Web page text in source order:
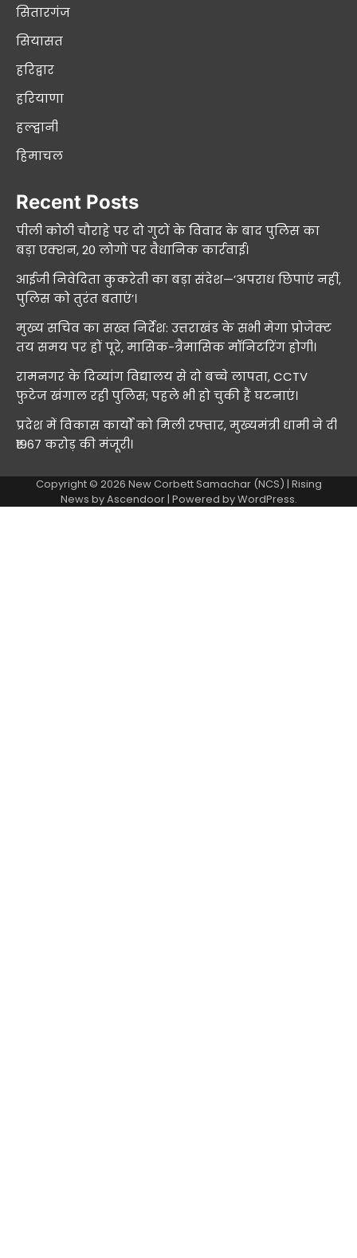
सितारगंज
सियासत
हरिद्वार
हरियाणा
हल्द्वानी
हिमाचल
Recent Posts
पीली कोठी चौराहे पर दो गुटों के विवाद के बाद पुलिस का
बड़ा एक्शन, 20 लोगों पर वैधानिक कार्रवाई।
आईजी निवेदिता कुकरेती का बड़ा संदेश—’अपराध छिपाएं नहीं,
पुलिस को तुरंत बताएं’।
मुख्य सचिव का सख्त निर्देश: उत्तराखंड के सभी मेगा प्रोजेक्ट
तय समय पर हों पूरे, मासिक-त्रैमासिक मॉनिटरिंग होगी।
रामनगर के दिव्यांग विद्यालय से दो बच्चे लापता, CCTV
फुटेज खंगाल रही पुलिस; पहले भी हो चुकी हैं घटनाएं।
प्रदेश में विकास कार्यों को मिली रफ्तार, मुख्यमंत्री धामी ने दी
₹1967 करोड़ की मंजूरी।
Copyright © 2026 New Corbett Samachar (NCS) | Rising
News byAscendoor| Powered byWordPress.